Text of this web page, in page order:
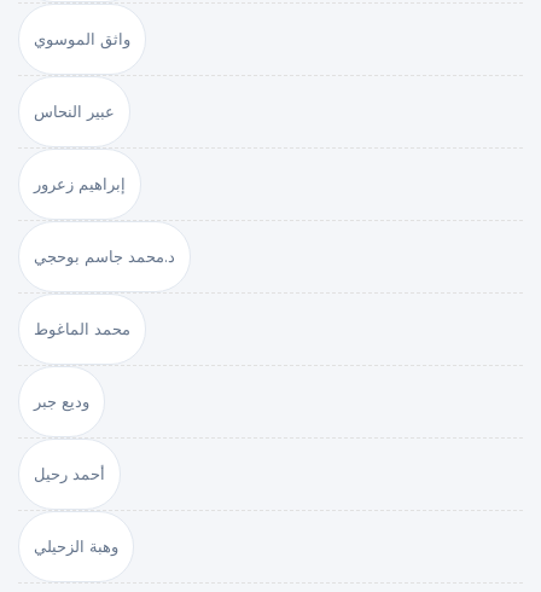
واثق الموسوي
عبير النحاس
إبراهيم زعرور
د.محمد جاسم بوحجي
محمد الماغوط
وديع جبر
أحمد رحيل
وهبة الزحيلي